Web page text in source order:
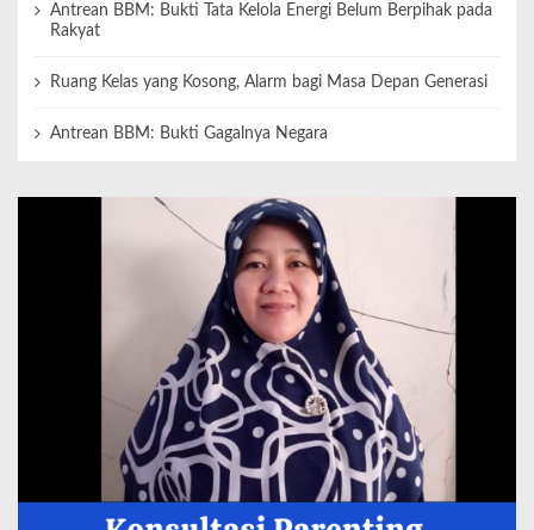
Antrean BBM: Bukti Tata Kelola Energi Belum Berpihak pada
Rakyat
Ruang Kelas yang Kosong, Alarm bagi Masa Depan Generasi
Antrean BBM: Bukti Gagalnya Negara